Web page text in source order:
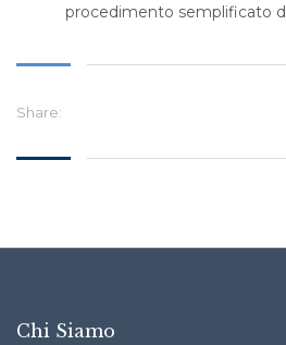
procedimento semplificato
Share:
Chi Siamo